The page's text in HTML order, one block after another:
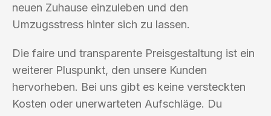
neuen Zuhause einzuleben und den
Umzugsstress hinter sich zu lassen.
Die faire und transparente Preisgestaltung ist ein
weiterer Pluspunkt, den unsere Kunden
hervorheben. Bei uns gibt es keine versteckten
Kosten oder unerwarteten Aufschläge. Du